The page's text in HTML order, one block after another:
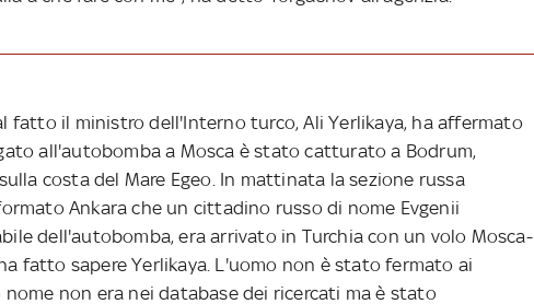
fatto il ministro dell'Interno turco, Ali Yerlikaya, ha affermato
all'autobomba a Mosca è stato catturato a Bodrum,
costa del Mare Egeo. In mattinata la sezione russa
Ankara che un cittadino russo di nome Evgenii
dell'autobomba, era arrivato in Turchia con un volo Mosca-
fatto sapere Yerlikaya. L'uomo non è stato fermato ai
non era nei database dei ricercati ma è stato